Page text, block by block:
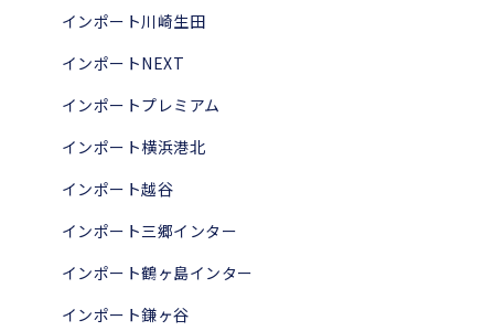
インポート川崎生田
インポートNEXT
インポートプレミアム
インポート横浜港北
インポート越谷
インポート三郷インター
インポート鶴ヶ島インター
インポート鎌ヶ谷